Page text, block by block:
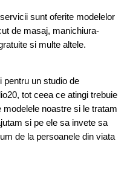
sunt oferite modelelor
de masaj, manichiura-
si multe altele.
pentru un studio de
tot ceea ce atingi trebuie
noastre si le tratam
si pe ele sa invete sa
de la persoanele din viata